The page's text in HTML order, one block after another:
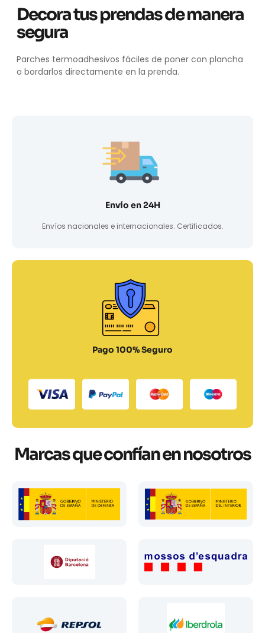
Decora tus prendas de manera
segura
Parches termoadhesivos fáciles de poner con plancha
o bordarlos directamente en la prenda.
Envío en 24H
Envíos nacionales e internacionales. Certificados.
Pago 100% Seguro
Marcas que confían en nosotros